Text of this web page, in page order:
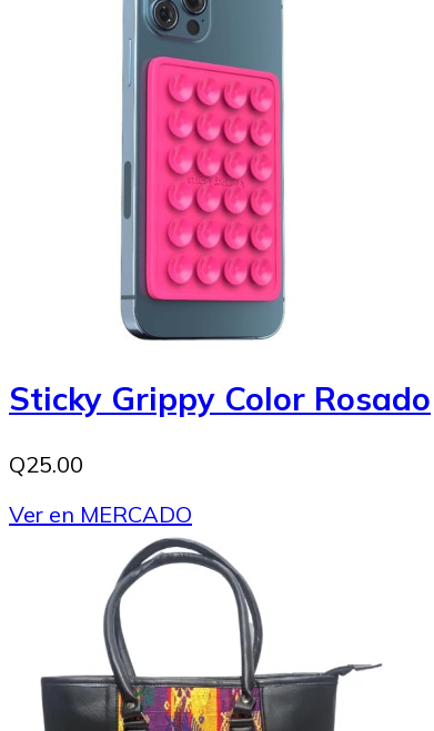
Sticky Grippy Color Rosado
Q25.00
Ver en MERCADO